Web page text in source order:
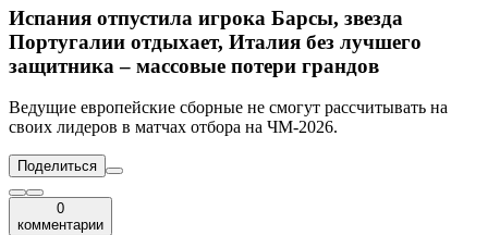
Испания отпустила игрока Барсы, звезда
Португалии отдыхает, Италия без лучшего
защитника – массовые потери грандов
Ведущие европейские сборные не смогут рассчитывать на
своих лидеров в матчах отбора на ЧМ-2026.
Поделиться
0
комментарии